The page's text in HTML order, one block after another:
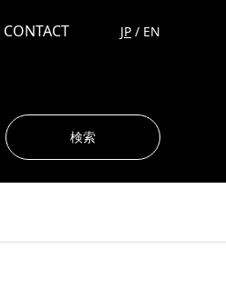
CONTACT JP / EN